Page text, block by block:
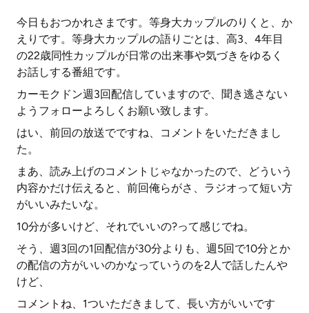
今日もおつかれさまです。等身大カップルのりくと、か
えりです。等身大カップルの語りごとは、高3、4年目
の22歳同性カップルが日常の出来事や気づきをゆるく
お話しする番組です。
カーモクドン週3回配信していますので、聞き逃さない
ようフォローよろしくお願い致します。
はい、前回の放送でですね、コメントをいただきまし
た。
まあ、読み上げのコメントじゃなかったので、どういう
内容かだけ伝えると、前回俺らがさ、ラジオって短い方
がいいみたいな。
10分が多いけど、それでいいの?って感じでね。
そう、週3回の1回配信が30分よりも、週5回で10分とか
の配信の方がいいのかなっていうのを2人で話したんや
けど、
コメントね、1ついただきまして、長い方がいいです